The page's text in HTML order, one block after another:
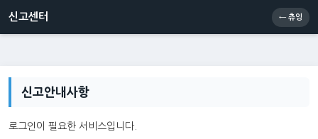
신고센터 메인
신고센터 ← 츄잉
신고안내사항
로그인이 필요한 서비스입니다.